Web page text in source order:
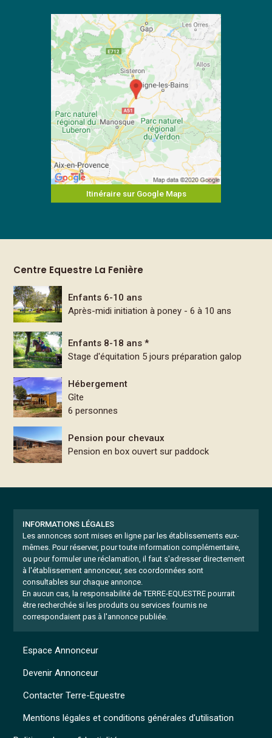
Itinéraire sur Google Maps
Centre Equestre La Fenière
Enfants 6-10 ans
Après-midi initiation à poney - 6 à 10 ans
Enfants 8-18 ans *
Stage d'équitation 5 jours préparation galop
Hébergement
Gîte
6 personnes
Pension pour chevaux
Pension en box ouvert sur paddock
INFORMATIONS LÉGALES
Les annonces sont mises en ligne par les établissements eux-
mêmes. Pour réserver, pour toute information complémentaire,
ou pour formuler une réclamation, il faut s'adresser directement
à l'établissement annonceur, ses coordonnées sont
consultables sur chaque annonce.
En aucun cas, la responsabilité de TERRE-EQUESTRE pourrait
être recherchée si les produits ou services fournis ne
correspondaient pas à l'annonce publiée.
Mentions légales et conditions générales d'utilisation
Espace Annonceur
Devenir Annonceur
Contacter Terre-Equestre